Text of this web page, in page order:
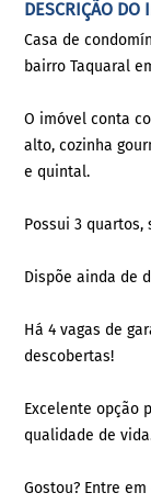
DESCRIÇÃO DO
Casa de
bairro Taquaral
O imóvel conta
alto, cozinha
e quintal.
Possui 3
Dispõe ainda de
Há 4 vagas de
descobertas!
Excelente opção
qualidade de
Gostou? Entre